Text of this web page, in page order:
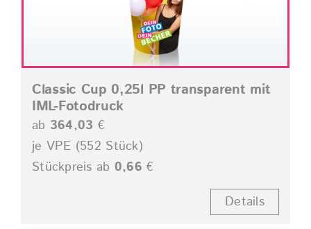
Classic Cup 0,25l PP transparent mit
IML-Fotodruck
ab 364,03 €
je VPE (552 Stück)
Stückpreis ab 0,66 €
Details